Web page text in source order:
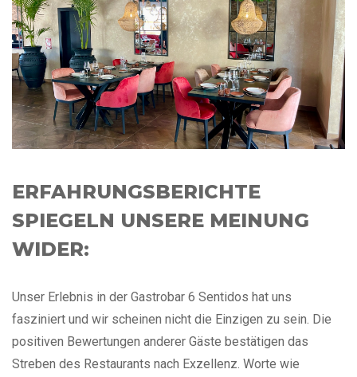
ERFAHRUNGSBERICHTE
SPIEGELN UNSERE MEINUNG
WIDER:
Unser Erlebnis in der Gastrobar 6 Sentidos hat uns
fasziniert und wir scheinen nicht die Einzigen zu sein. Die
positiven Bewertungen anderer Gäste bestätigen das
Streben des Restaurants nach Exzellenz. Worte wie